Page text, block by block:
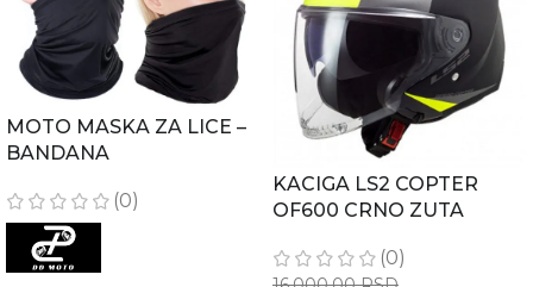
MOTO MASKA ZA LICE –
BANDANA
(0)
KACIGA LS2 COPTER
OF600 CRNO ZUTA
(0)